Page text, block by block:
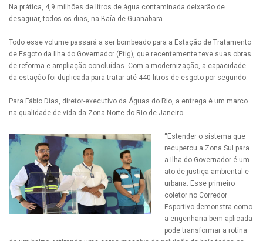
Na prática, 4,9 milhões de litros de água contaminada deixarão de
desaguar, todos os dias, na Baía de Guanabara.
Todo esse volume passará a ser bombeado para a Estação de Tratamento
de Esgoto da Ilha do Governador (Etig), que recentemente teve suas obras
de reforma e ampliação concluídas. Com a modernização, a capacidade
da estação foi duplicada para tratar até 440 litros de esgoto por segundo.
Para Fábio Dias, diretor-executivo da Águas do Rio, a entrega é um marco
na qualidade de vida da Zona Norte do Rio de Janeiro.
“Estender o sistema que
recuperou a Zona Sul para
a Ilha do Governador é um
ato de justiça ambiental e
urbana. Esse primeiro
coletor no Corredor
Esportivo demonstra como
a engenharia bem aplicada
pode transformar a rotina